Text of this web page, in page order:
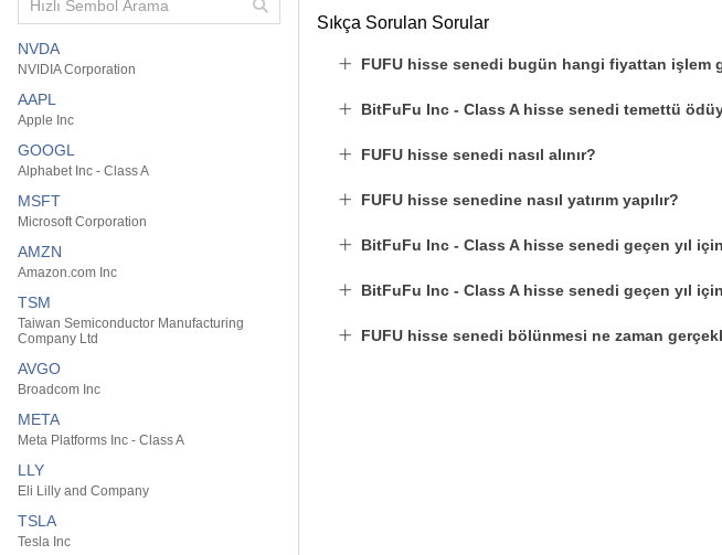
NVDA
NVIDIA Corporation
AAPL
Apple Inc
GOOGL
Alphabet Inc - Class A
MSFT
Microsoft Corporation
AMZN
Amazon.com Inc
TSM
Taiwan Semiconductor Manufacturing
Company Ltd
AVGO
Broadcom Inc
META
Meta Platforms Inc - Class A
LLY
Eli Lilly and Company
TSLA
Tesla Inc
Sıkça Sorulan Sorular
FUFU hisse senedi bugün hangi fiyattan işlem
BitFuFu Inc - Class A hisse senedi temettü
FUFU hisse senedi nasıl alınır?
FUFU hisse senedine nasıl yatırım yapılır?
BitFuFu Inc - Class A hisse senedi geçen yıl
BitFuFu Inc - Class A hisse senedi geçen yıl
FUFU hisse senedi bölünmesi ne zaman